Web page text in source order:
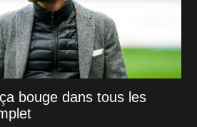
bouge dans tous les